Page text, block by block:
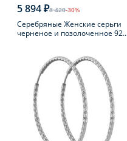
5 894 ₽8 420-30%
Серебряные Женские серьги
черненое и позолоченное 925